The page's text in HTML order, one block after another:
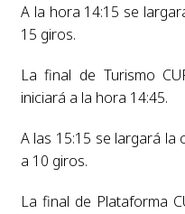
A la hora 14:15 se
15 giros.
La final de Turismo
iniciará a la hora 14:45.
A las 15:15 se largará la
a 10 giros.
La final de Plataforma